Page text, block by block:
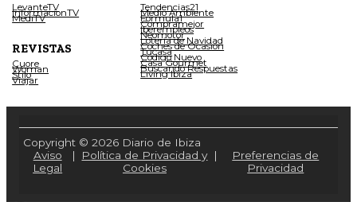
LevanteTV
InformacionTV
MediTV
REVISTAS
Cuore
Woman
Stilo
Viajar
Tendencias21
Medio Ambiente
Fórmula1
Compramejor
Iberempleos
Neomotor
Lotería de Navidad
Coches de Ocasión
Tucasa
Código Nuevo
Casa Gourmet
Buscando Respuestas
Living Ibiza
Copyright © 2026 Diario de Ibiza
Aviso
Legal
|
Política de Privacidad y
Cookies
|
Preferencias de
Privacidad